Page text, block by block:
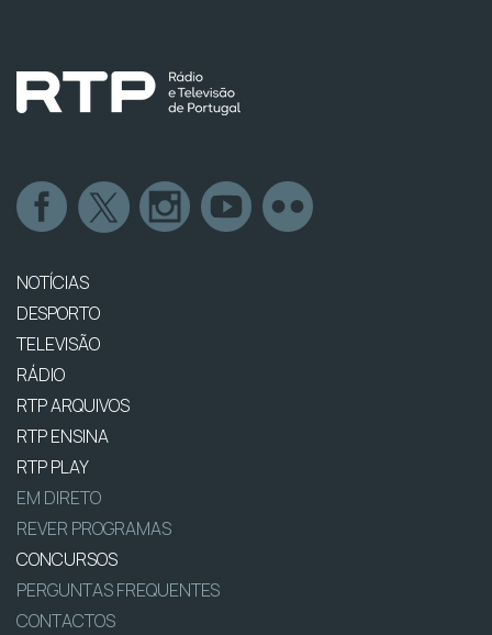
NOTÍCIAS
DESPORTO
TELEVISÃO
RÁDIO
RTP ARQUIVOS
RTP ENSINA
RTP PLAY
EM DIRETO
REVER PROGRAMAS
CONCURSOS
PERGUNTAS FREQUENTES
CONTACTOS